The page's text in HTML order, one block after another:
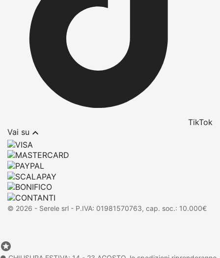
TikTok
Vai su 
© 2026 - Serele srl - P.IVA: 01981570763, cap. soc.: 10.000€
